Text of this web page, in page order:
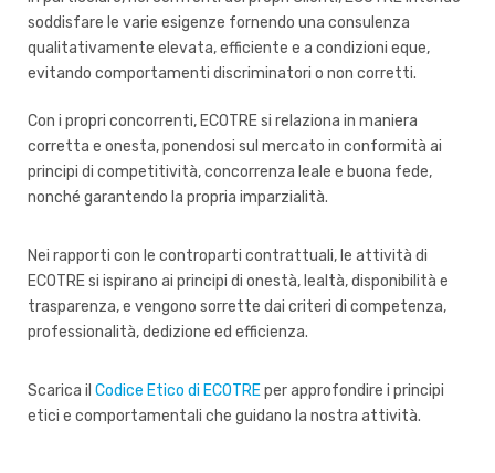
soddisfare le varie esigenze fornendo una consulenza
qualitativamente elevata, efficiente e a condizioni eque,
evitando comportamenti discriminatori o non corretti.
Con i propri concorrenti, ECOTRE si relaziona in maniera
corretta e onesta, ponendosi sul mercato in conformità ai
principi di competitività, concorrenza leale e buona fede,
nonché garantendo la propria imparzialità.
Nei rapporti con le controparti contrattuali, le attività di
ECOTRE si ispirano ai principi di onestà, lealtà, disponibilità e
trasparenza, e vengono sorrette dai criteri di competenza,
professionalità, dedizione ed efficienza.
Scarica il Codice Etico di ECOTREper approfondire i principi
etici e comportamentali che guidano la nostra attività.